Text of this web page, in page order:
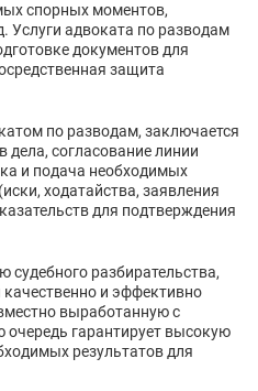
спорных моментов,
Услуги адвоката по разводам
документов для
защита
по разводам, заключается
дела, согласование линии
и подача необходимых
ходатайства, заявления
для подтверждения
судебного разбирательства,
и эффективно
выработанную с
гарантирует высокую
результатов для